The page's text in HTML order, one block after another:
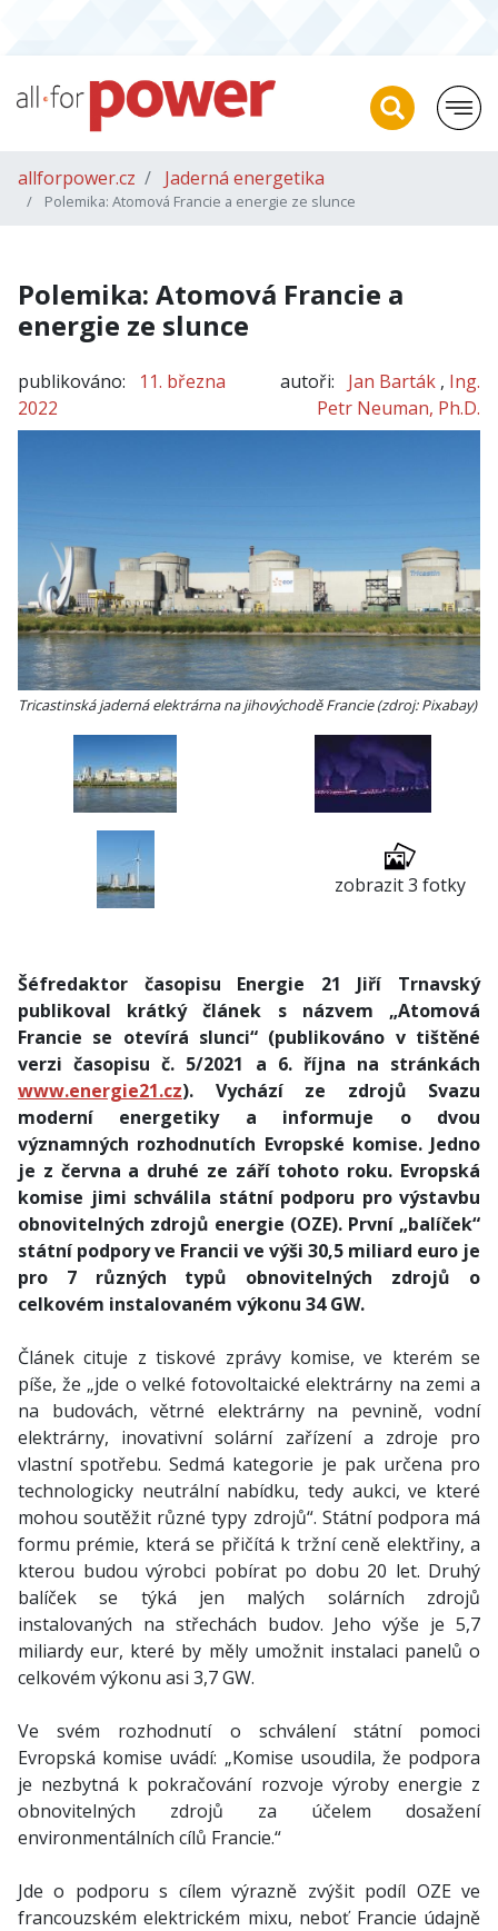
allforpower.cz Jaderná energetika
Polemika: Atomová Francie a energie ze slunce
Polemika: Atomová Francie a
energie ze slunce
publikováno:
11. března
2022
autoři: Jan Barták , Ing.
Petr Neuman, Ph.D.
Tricastinská jaderná elektrárna na jihovýchodě Francie (zdroj: Pixabay)
zobrazit 3 fotky
Šéfredaktor časopisu Energie 21 Jiří Trnavský
publikoval krátký článek s názvem „Atomová
Francie se otevírá slunci“ (publikováno v tištěné
verzi časopisu č. 5/2021 a 6. října na stránkách
www.energie21.cz). Vychází ze zdrojů Svazu
moderní energetiky a informuje o dvou
významných rozhodnutích Evropské komise. Jedno
je z června a druhé ze září tohoto roku. Evropská
komise jimi schválila státní podporu pro výstavbu
obnovitelných zdrojů energie (OZE). První „balíček“
státní podpory ve Francii ve výši 30,5 miliard euro je
pro 7 různých typů obnovitelných zdrojů o
celkovém instalovaném výkonu 34 GW.
Článek cituje z tiskové zprávy komise, ve kterém se
píše, že „jde o velké fotovoltaické elektrárny na zemi a
na budovách, větrné elektrárny na pevnině, vodní
elektrárny, inovativní solární zařízení a zdroje pro
vlastní spotřebu. Sedmá kategorie je pak určena pro
technologicky neutrální nabídku, tedy aukci, ve které
mohou soutěžit různé typy zdrojů“. Státní podpora má
formu prémie, která se přičítá k tržní ceně elektřiny, a
kterou budou výrobci pobírat po dobu 20 let. Druhý
balíček se týká jen malých solárních zdrojů
instalovaných na střechách budov. Jeho výše je 5,7
miliardy eur, které by měly umožnit instalaci panelů o
celkovém výkonu asi 3,7 GW.
Ve svém rozhodnutí o schválení státní pomoci
Evropská komise uvádí: „Komise usoudila, že podpora
je nezbytná k pokračování rozvoje výroby energie z
obnovitelných zdrojů za účelem dosažení
environmentálních cílů Francie.“
Jde o podporu s cílem výrazně zvýšit podíl OZE ve
francouzském elektrickém mixu, neboť Francie údajně